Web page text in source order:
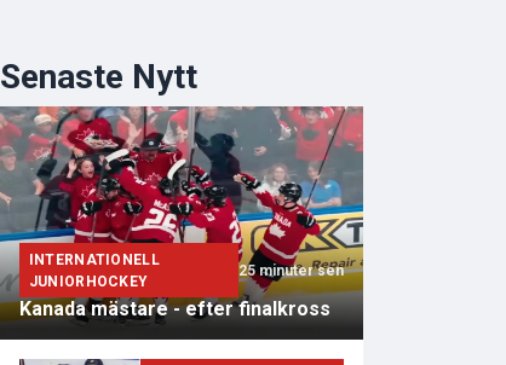
Senaste Nytt
INTERNATIONELL
JUNIORHOCKEY
25 minuter sen
Kanada mästare - efter finalkross